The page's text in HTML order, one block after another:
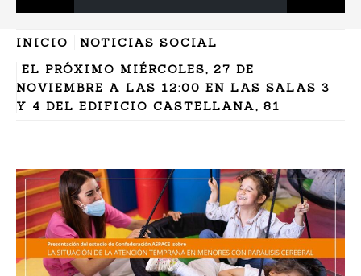
INICIO
NOTICIAS SOCIAL
EL PRÓXIMO MIÉRCOLES, 27 DE
NOVIEMBRE A LAS 12:00 EN LAS SALAS 3
Y 4 DEL EDIFICIO CASTELLANA, 81